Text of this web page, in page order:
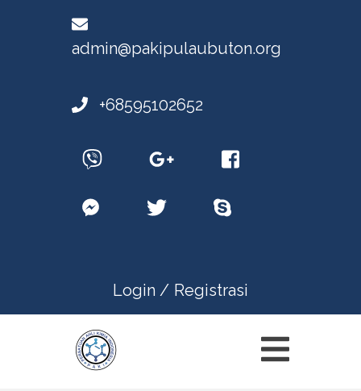
admin@pakipulaubuton.org
+68595102652
Login / Registrasi